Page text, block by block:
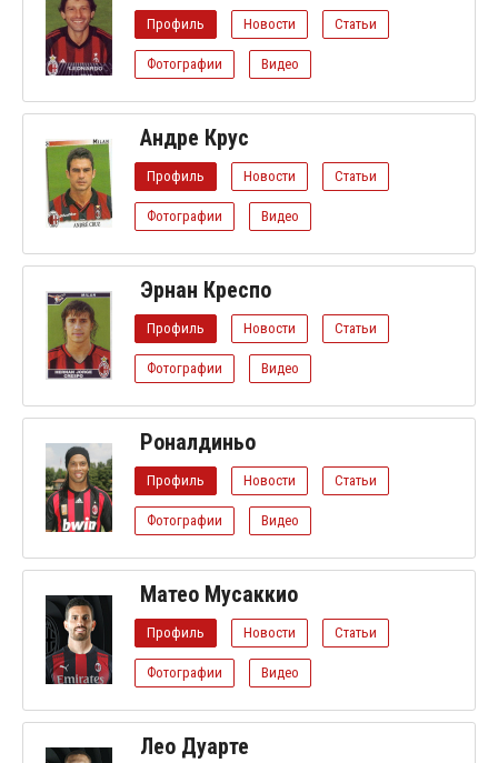
Профиль Новости Статьи
Фотографии Видео
Андре Крус
Профиль Новости Статьи
Фотографии Видео
Эрнан Креспо
Профиль Новости Статьи
Фотографии Видео
Роналдиньо
Профиль Новости Статьи
Фотографии Видео
Матео Мусаккио
Профиль Новости Статьи
Фотографии Видео
Лео Дуарте